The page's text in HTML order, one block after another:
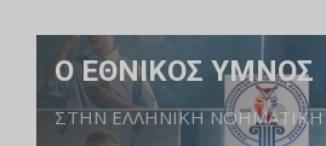
Ο ΕΘΝΙΚΟΣ ΥΜΝΟΣ
ΣΤΗΝ ΕΛΛΗΝΙΚΗ